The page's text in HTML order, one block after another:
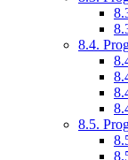
8.4.
8.5.